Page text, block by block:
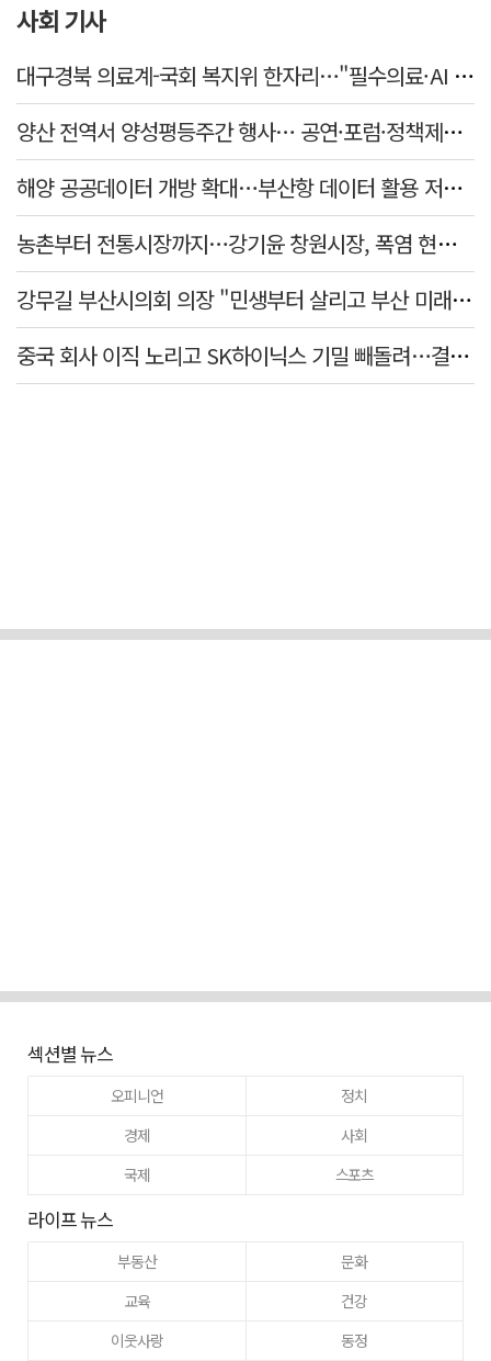
사회 기사
대구경북 의료계-국회 복지위 한자리…"필수의료·AI 바이오 협력 강화"
양산 전역서 양성평등주간 행사… 공연·포럼·정책제안 잇따라
해양 공공데이터 개방 확대…부산항 데이터 활용 저변 넓힌다
농촌부터 전통시장까지…강기윤 창원시장, 폭염 현장 누볐다
강무길 부산시의회 의장 "민생부터 살리고 부산 미래 준비하겠다"
중국 회사 이직 노리고 SK하이닉스 기밀 빼돌려…결국 실형
섹션별 뉴스
오피니언
정치
경제
사회
국제
스포츠
라이프 뉴스
부동산
문화
교육
건강
이웃사랑
동정